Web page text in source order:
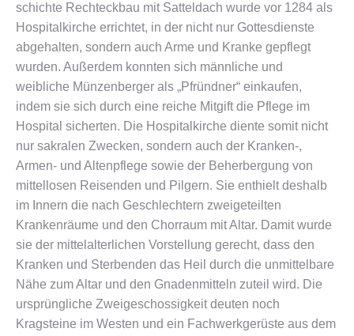
schichte Rechteckbau mit Satteldach wurde vor 1284 als
Hospitalkirche errichtet, in der nicht nur Gottesdienste
abgehalten, sondern auch Arme und Kranke gepflegt
wurden. Außerdem konnten sich männliche und
weibliche Münzenberger als „Pfründner“ einkaufen,
indem sie sich durch eine reiche Mitgift die Pflege im
Hospital sicherten. Die Hospitalkirche diente somit nicht
nur sakralen Zwecken, sondern auch der Kranken-,
Armen- und Altenpflege sowie der Beherbergung von
mittellosen Reisenden und Pilgern. Sie enthielt deshalb
im Innern die nach Geschlechtern zweigeteilten
Krankenräume und den Chorraum mit Altar. Damit wurde
sie der mittelalterlichen Vorstellung gerecht, dass den
Kranken und Sterbenden das Heil durch die unmittelbare
Nähe zum Altar und den Gnadenmitteln zuteil wird. Die
ursprüngliche Zweigeschossigkeit deuten noch
Kragsteine im Westen und ein Fachwerkgerüste aus dem